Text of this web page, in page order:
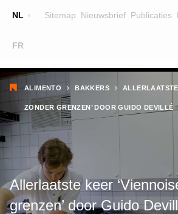
NL
FR
Sitemap Nieuwsbrief Publicaties
Main
navigation
OPLEIDINGEN
LESGEVERS
WIE ZIJN WE
TEAM
CONTACT
Kruimelpad
ALIMENTO BAKKERS
ZONDER GRENZEN’ DOOR GUIDO DEVILLÉ
Allerlaatste keer
grenzen’ door Guido